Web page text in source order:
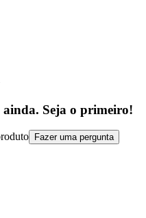
Seja o primeiro!
Fazer uma pergunta